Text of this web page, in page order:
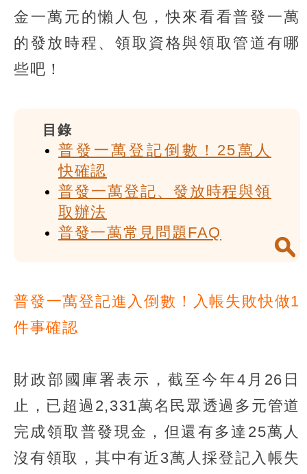
金一萬元的懶人包，快來看看普發一萬
的發放時程、領取資格與領取管道有哪
些吧！
目錄
普發一萬登記倒數！25萬人
快確認
普發一萬登記、發放時程與領
取辦法
普發一萬常見問題FAQ
普發一萬登記進入倒數！入帳失敗快做1
件事確認
財政部國庫署表示，截至今年4月26日
止，已超過2,331萬名民眾透過多元管道
完成領取普發現金，但還有多達25萬人
沒有領取，其中有近3萬人採登記入帳失